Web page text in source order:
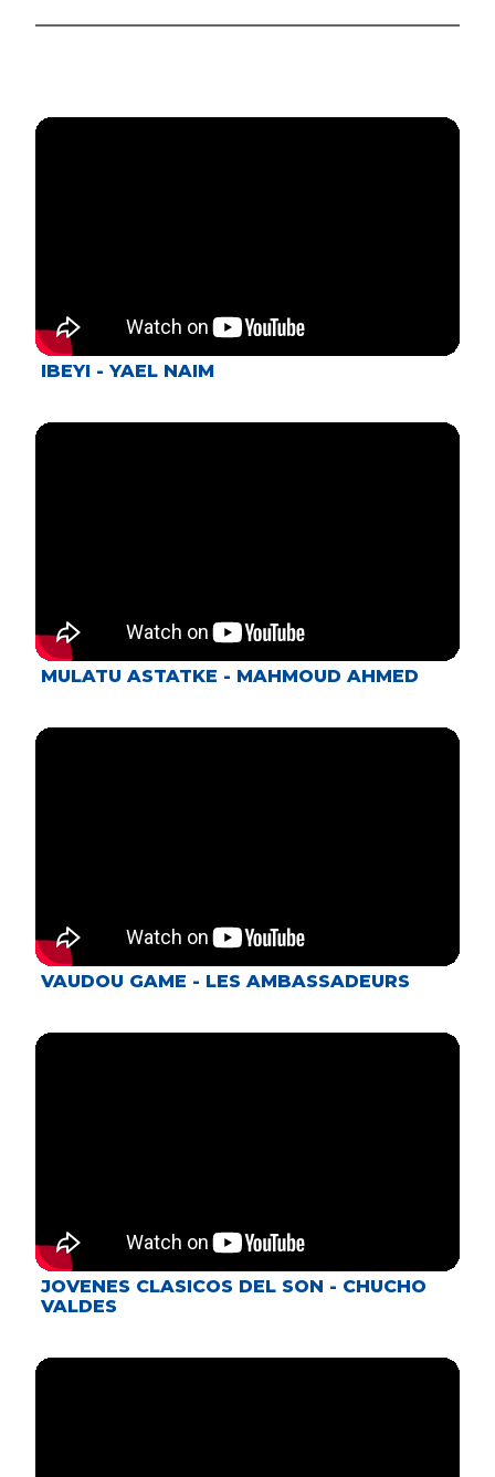
IBEYI - YAEL NAIM
MULATU ASTATKE - MAHMOUD AHMED
VAUDOU GAME - LES AMBASSADEURS
JOVENES CLASICOS DEL SON - CHUCHO
VALDES